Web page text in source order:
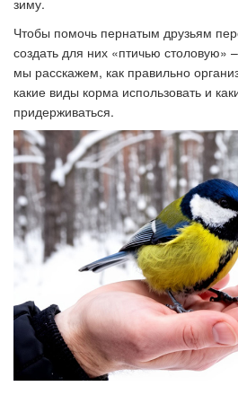
зиму.
Чтобы помочь пернатым друзьям
создать для них «птичью столовую»
мы расскажем, как правильно
какие виды корма использовать и
придерживаться.